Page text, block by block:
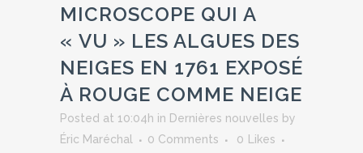
MICROSCOPE QUI A
« VU » LES ALGUES DES
NEIGES EN 1761 EXPOSÉ
À ROUGE COMME NEIGE
Posted at 10:04h in Dernières nouvelles by
Éric Maréchal
0 Comments 0
Likes